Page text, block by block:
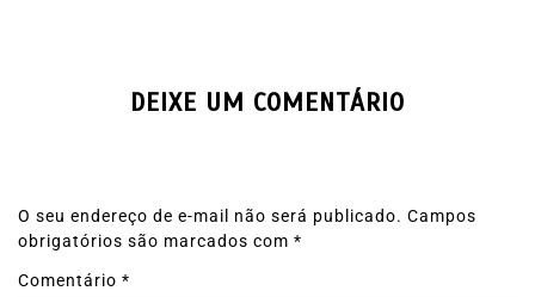
DEIXE UM COMENTÁRIO
O seu endereço de e-mail não será publicado. Campos
obrigatórios são marcados com *
Comentário *